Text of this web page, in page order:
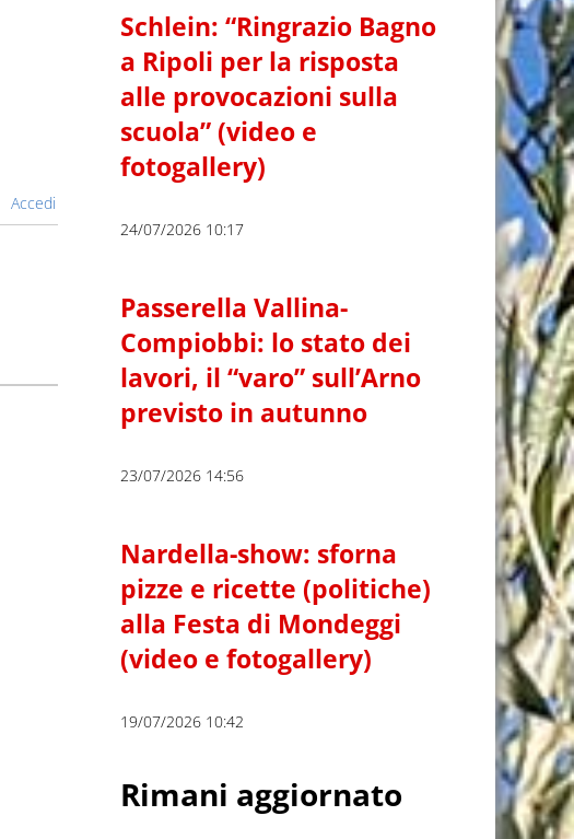
Accedi
Schlein: “Ringrazio Bagno
a Ripoli per la risposta
alle provocazioni sulla
scuola” (video e
fotogallery)
24/07/2026 10:17
Passerella Vallina-
Compiobbi: lo stato dei
lavori, il “varo” sull’Arno
previsto in autunno
23/07/2026 14:56
Nardella-show: sforna
pizze e ricette (politiche)
alla Festa di Mondeggi
(video e fotogallery)
19/07/2026 10:42
Rimani aggiornato